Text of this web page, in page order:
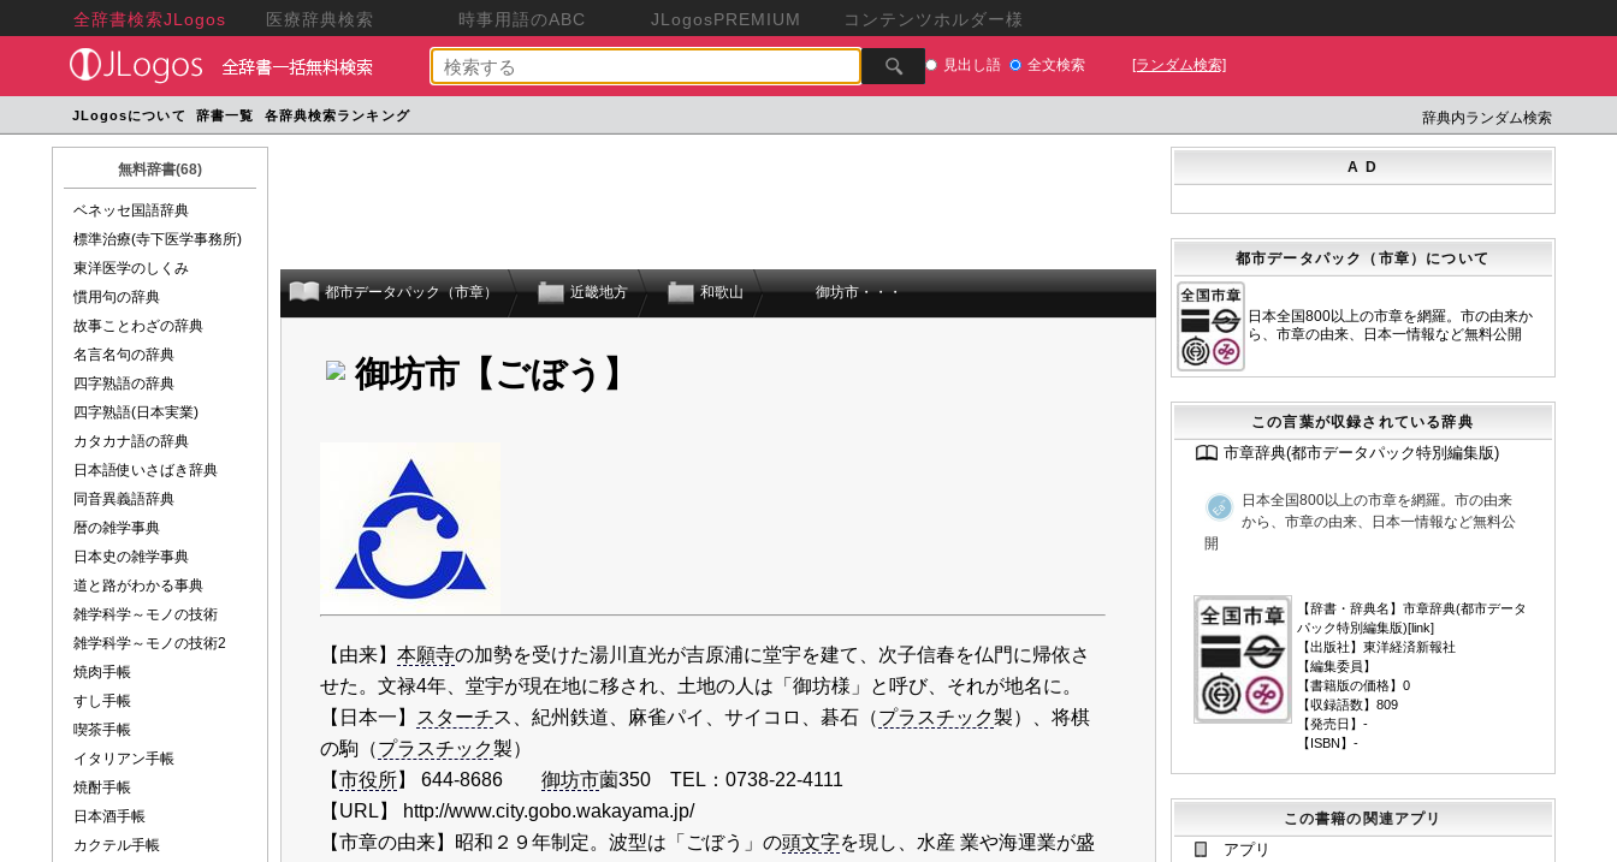
全辞書検索JLogos 医療辞典検索 時事用語のABC JLogosPREMIUM コンテンツホルダー様
見出し語 全文検索 [ランダム検索]
JLogosについて 辞書一覧 各辞典検索ランキング 辞典内ランダム検索
無料辞書(68)
ベネッセ国語辞典
標準治療(寺下医学事務所)
東洋医学のしくみ
慣用句の辞典
故事ことわざの辞典
名言名句の辞典
四字熟語の辞典
四字熟語(日本実業)
カタカナ語の辞典
日本語使いさばき辞典
同音異義語辞典
暦の雑学事典
日本史の雑学事典
道と路がわかる事典
雑学科学～モノの技術
雑学科学～モノの技術2
焼肉手帳
すし手帳
喫茶手帳
イタリアン手帳
焼酎手帳
日本酒手帳
カクテル手帳
都市データパック（市章） 近畿地方 和歌山 御坊市・・・
御坊市【ごぼう】
【由来】 本願寺の加勢を受けた湯川直光が吉原浦に堂宇を建て、次子信春を仏門に帰依さ
せた。文禄4年、堂宇が現在地に移され、土地の人は「御坊様」と呼び、それが地名に。
【日本一】
スターチス、紀州鉄道、麻雀パイ、サイコロ、碁石（プラスチック製）、将棋
の駒（プラスチック製）
【市役所】 644-8686 御坊市薗350 TEL：0738-22-4111
【URL】 http://www.city.gobo.wakayama.jp/
【市章の由来】昭和２９年制定。波型は「ごぼう」の頭文字を現し、水産 業や海運業が盛
A D
都市データパック（市章）について
日本全国800以上の市章を網羅。市の由来か
ら、市章の由来、日本一情報など無料公開
この言葉が収録されている辞典
市章辞典(都市データパック特別編集版)
日本全国800以上の市章を網羅。市の由来
から、市章の由来、日本一情報など無料公
開
【辞書・辞典名】市章辞典(都市データ
パック特別編集版)[link]
【出版社】東洋経済新報社
【編集委員】
【書籍版の価格】0
【収録語数】809
【発売日】-
【ISBN】-
この書籍の関連アプリ
アプリ